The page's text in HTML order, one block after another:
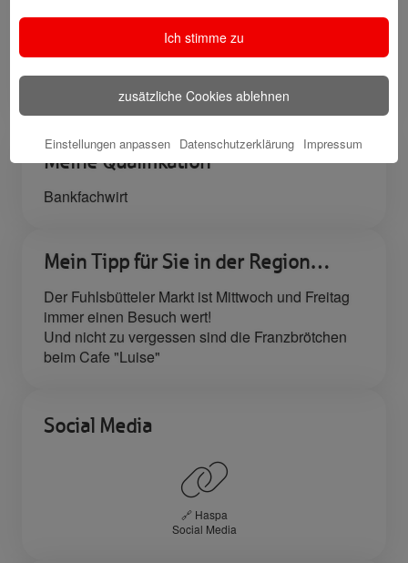
Meine Qualifikation
Bankfachwirt
Mein Tipp für Sie in der Region…
Der Fuhlsbütteler Markt ist Mittwoch und Freitag
immer einen Besuch wert!
Und nicht zu vergessen sind die Franzbrötchen
beim Cafe "Luise"
Social Media
🔗 Haspa
Social Media
Ich stimme zu
zusätzliche Cookies ablehnen
Einstellungen anpassen Datenschutzerklärung Impressum